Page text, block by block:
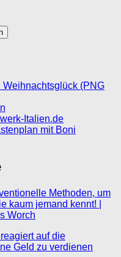
(PNG
Italien.de
mit Boni
Methoden, um
kaum jemand kennt! |
Worch
auf die
Geld zu verdienen